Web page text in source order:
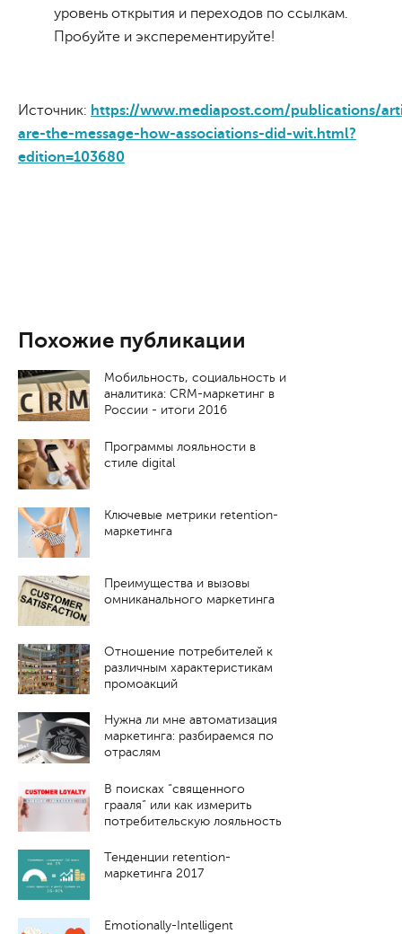
уровень открытия и переходов по ссылкам.
Пробуйте и эксперементируйте!
Источник: https://www.mediapost.com/publications/
are-the-message-how-associations-did-wit.html?
edition=103680
Похожие публикации
Мобильность, социальность и
аналитика: CRM-маркетинг в
России - итоги 2016
Программы лояльности в
стиле digital
Ключевые метрики retention-
маркетинга
Преимущества и вызовы
омниканального маркетинга
Отношение потребителей к
различным характеристикам
промоакций
Нужна ли мне автоматизация
маркетинга: разбираемся по
отраслям
В поисках “священного
грааля” или как измерить
потребительскую лояльность
Тенденции retention-
маркетинга 2017
Emotionally-Intelligent